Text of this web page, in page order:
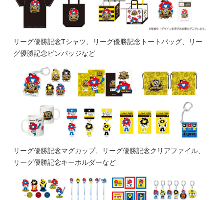
リーグ優勝記念Tシャツ、リーグ優勝記念トートバッグ、リー
グ優勝記念ピンバッジなど
リーグ優勝記念マグカップ、リーグ優勝記念クリアファイル、
リーグ優勝記念キーホルダーなど